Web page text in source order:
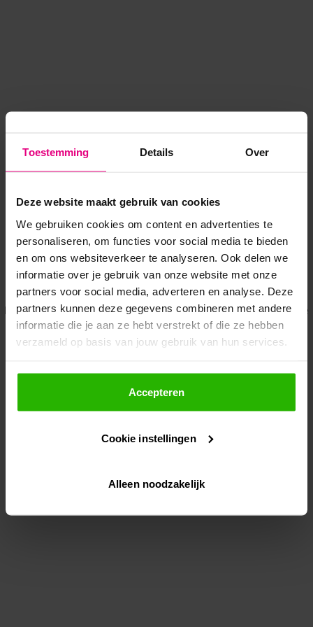
Toestemming Details Over
Deze website maakt gebruik van cookies
We gebruiken cookies om content en advertenties te
personaliseren, om functies voor social media te bieden
en om ons websiteverkeer te analyseren. Ook delen we
informatie over je gebruik van onze website met onze
partners voor social media, adverteren en analyse. Deze
partners kunnen deze gegevens combineren met andere
informatie die je aan ze hebt verstrekt of die ze hebben
verzameld op basis van jouw gebruik van hun services.
Als je op "Accepteer" klikt, dan geef je Voordeeluitjes.nl
toestemming om cookies voor social media en
gepersonaliseerde advertenties te plaatsen.
Lees hier meer over in onsprivacybeleid
Via "Cookie instellingen" kun je ook zelf instellen welke
Accepteren
Cookie instellingen
Alleen noodzakelijk
Application error: a client-side exception has occurred while
loadingwww.voordeeluitjes.nl (see the browser console for more
information).